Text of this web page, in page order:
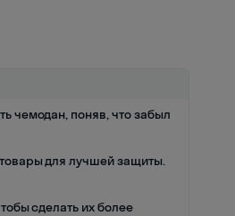
чемодан, поняв, что забыл
для лучшей защиты.
сделать их более